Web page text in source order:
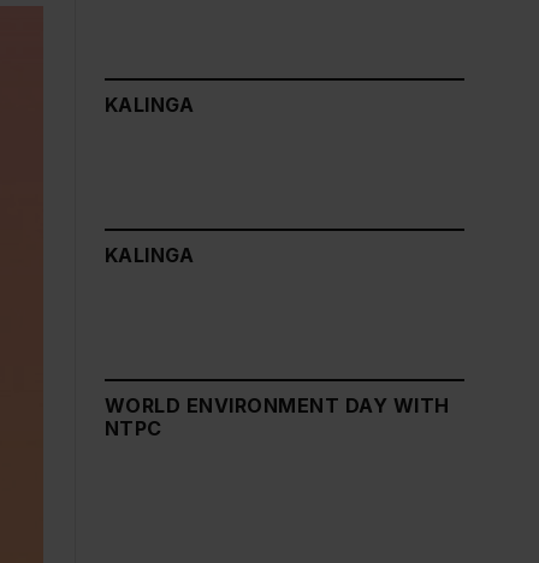
KALINGA
KALINGA
WORLD ENVIRONMENT DAY WITH
NTPC